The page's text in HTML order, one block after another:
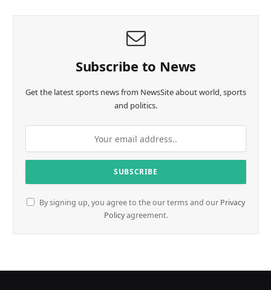
Subscribe to News
Get the latest sports news from NewsSite about world, sports
and politics.
By signing up, you agree to the our terms and our Privacy
Policyagreement.